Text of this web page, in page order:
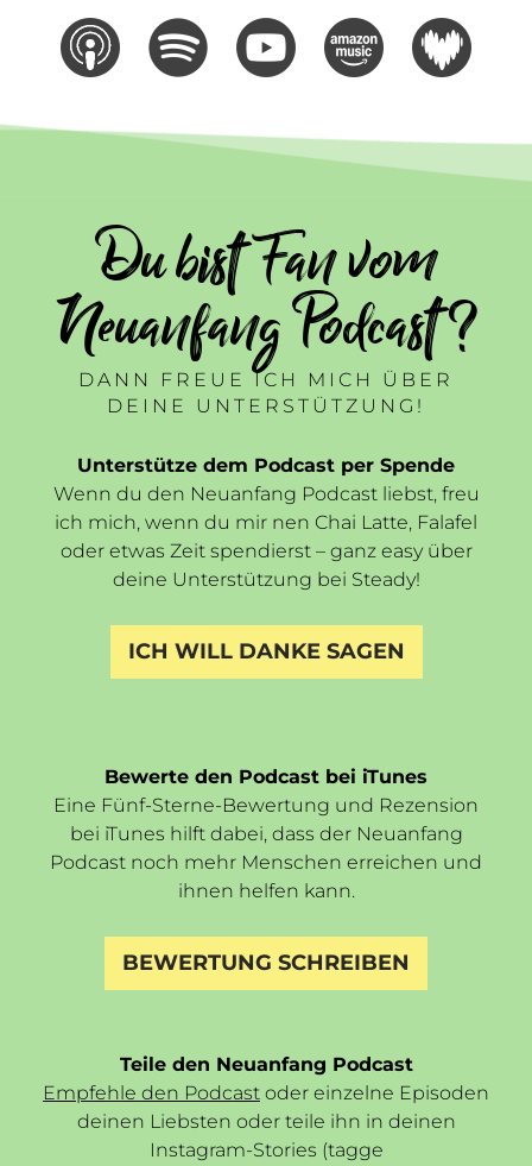
Du bist Fan vom
Neuanfang Podcast ?
DANN FREUE ICH MICH ÜBER
DEINE UNTERSTÜTZUNG!
Unterstütze dem Podcast per Spende
Wenn du den Neuanfang Podcast liebst, freu
ich mich, wenn du mir nen Chai Latte, Falafel
oder etwas Zeit spendierst – ganz easy über
deine Unterstützung bei Steady!
ICH WILL DANKE SAGEN
Bewerte den Podcast bei iTunes
Eine Fünf-Sterne-Bewertung und Rezension
bei iTunes hilft dabei, dass der Neuanfang
Podcast noch mehr Menschen erreichen und
ihnen helfen kann.
BEWERTUNG SCHREIBEN
Teile den Neuanfang Podcast
Empfehle den Podcast oder einzelne Episoden
deinen Liebsten oder teile ihn in deinen
Instagram-Stories (tagge